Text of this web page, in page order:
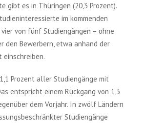
gibt es in Thüringen (20,3 Prozent).
im kommenden
von fünf Studiengängen – ohne
den Bewerbern, etwa anhand der
Prozent aller Studiengänge mit
entspricht einem Rückgang von 1,3
dem Vorjahr. In zwölf Ländern
Studiengänge